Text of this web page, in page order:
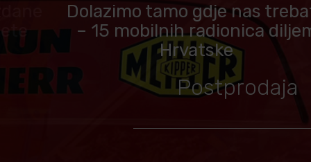
Dolazimo tamo gdje nas trebate
– 15 mobilnih radionica diljem
Hrvatske
Postprodaja